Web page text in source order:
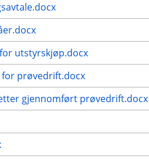
utstyrskjøp.docx
for prøvedrift.docx
gjennomført prøvedrift.docx